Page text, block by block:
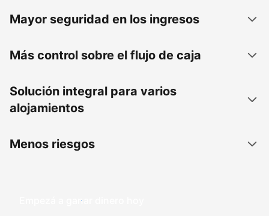
Mayor seguridad en los ingresos
Más control sobre el flujo de caja
Solución integral para varios
alojamientos
Menos riesgos
Empezá a ganar dinero hoy